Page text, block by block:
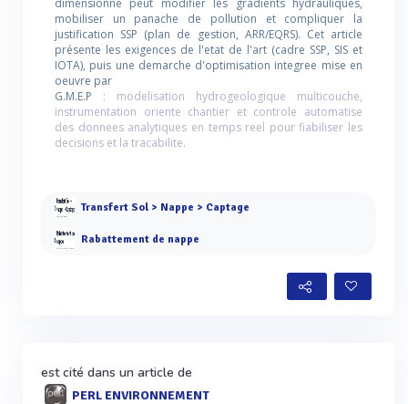
mobiliser un panache de pollution et compliquer la
justification SSP (plan de gestion, ARR/EQRS). Cet article
présente les exigences de l'etat de l'art (cadre SSP, SIS et
IOTA), puis une demarche d'optimisation integree mise en
oeuvre par
G.M.E.P : modelisation hydrogeologique multicouche,
instrumentation oriente chantier et controle automatise
des donnees analytiques en temps reel pour fiabiliser les
decisions et la tracabilite.
Transfert Sol > Nappe > Captage
Rabattement de nappe
est cité dans un article de
PERL ENVIRONNEMENT